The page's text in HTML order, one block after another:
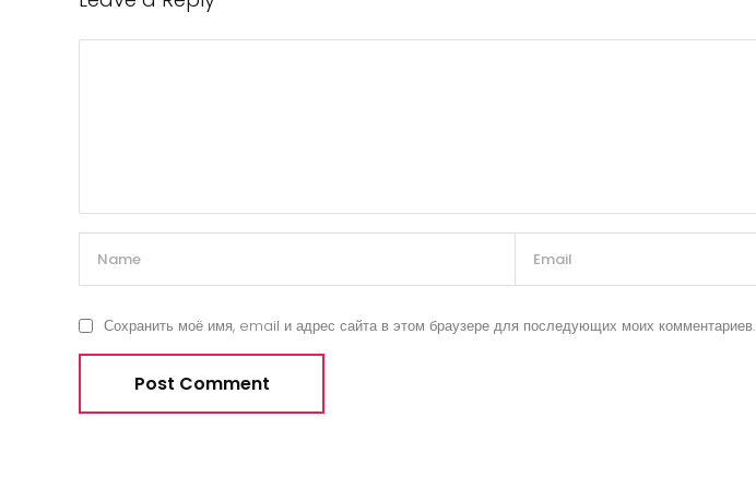
Сохранить моё имя, email и адрес сайта в этом браузере для последующих моих комментариев.